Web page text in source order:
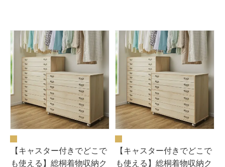
【キャスター付きでどこで
も使える】総桐着物収納ク
【キャスター付きでどこで
も使える】総桐着物収納ク